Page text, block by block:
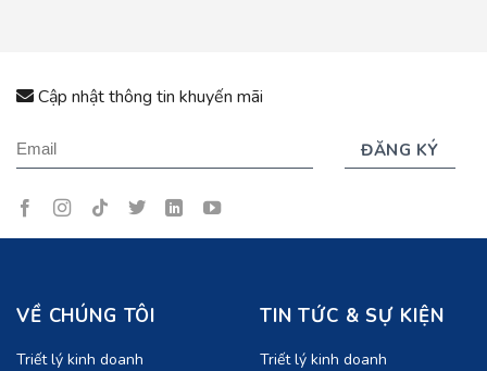
Cập nhật thông tin khuyến mãi
VỀ CHÚNG TÔI
Triết lý kinh doanh
TIN TỨC & SỰ KIỆN
Triết lý kinh doanh